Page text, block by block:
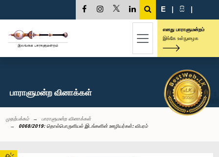
E | සි |
எனது பாராளுமன்றம்
இங்கே உள்நுழைக
பாராளுமன்ற வினாக்கள்
முதற்பக்கம்
பாராளுமன்ற வினாக்கள்
0068/2019: தொல்பொருளியல் இடங்களின் ஊழியர்கள்: விபரம்